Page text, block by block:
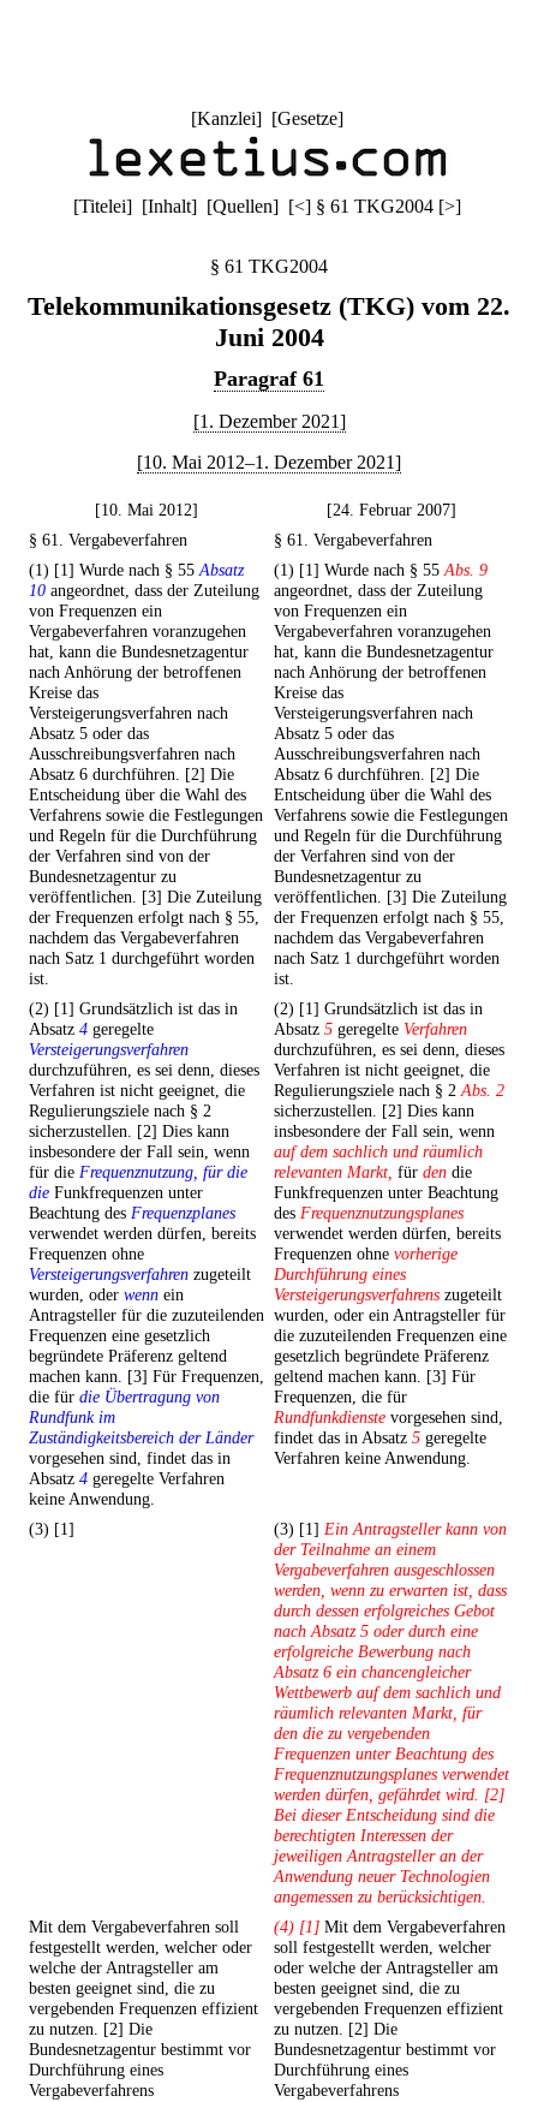
[Kanzlei] [Gesetze]
[Titelei] [Inhalt] [Quellen] [<] § 61 TKG2004 [>]
§ 61 TKG2004
Telekommunikationsgesetz (TKG) vom 22.
Juni 2004
Paragraf 61
[1. Dezember 2021]
[10. Mai 2012–1. Dezember 2021]
[10. Mai 2012]
[24. Februar 2007]
§ 61. Vergabeverfahren
§ 61. Vergabeverfahren
(1) [1] Wurde nach § 55Absatz
10 angeordnet, dass der Zuteilung
von Frequenzen ein
Vergabeverfahren voranzugehen
hat, kann die Bundesnetzagentur
nach Anhörung der betroffenen
Kreise das
Versteigerungsverfahren nach
Absatz 5 oder das
Ausschreibungsverfahren nach
Absatz 6 durchführen. [2] Die
Entscheidung über die Wahl des
Verfahrens sowie die Festlegungen
und Regeln für die Durchführung
der Verfahren sind von der
Bundesnetzagentur zu
veröffentlichen. [3] Die Zuteilung
der Frequenzen erfolgt nach § 55,
nachdem das Vergabeverfahren
nach Satz 1 durchgeführt worden
ist.
(1) [1] Wurde nach § 55Abs. 9
angeordnet, dass der Zuteilung
von Frequenzen ein
Vergabeverfahren voranzugehen
hat, kann die Bundesnetzagentur
nach Anhörung der betroffenen
Kreise das
Versteigerungsverfahren nach
Absatz 5 oder das
Ausschreibungsverfahren nach
Absatz 6 durchführen. [2] Die
Entscheidung über die Wahl des
Verfahrens sowie die Festlegungen
und Regeln für die Durchführung
der Verfahren sind von der
Bundesnetzagentur zu
veröffentlichen. [3] Die Zuteilung
der Frequenzen erfolgt nach § 55,
nachdem das Vergabeverfahren
nach Satz 1 durchgeführt worden
ist.
(2) [1] Grundsätzlich ist das in
Absatz 4 geregelte
Versteigerungsverfahren
durchzuführen, es sei denn, dieses
Verfahren ist nicht geeignet, die
Regulierungsziele nach § 2
sicherzustellen. [2] Dies kann
insbesondere der Fall sein, wenn
für die Frequenznutzung, für die
die Funkfrequenzen unter
Beachtung des Frequenzplanes
verwendet werden dürfen, bereits
Frequenzen ohne
Versteigerungsverfahren zugeteilt
wurden, oder wenn ein
Antragsteller für die zuzuteilenden
Frequenzen eine gesetzlich
begründete Präferenz geltend
machen kann. [3] Für Frequenzen,
die für die Übertragung von
Rundfunk im
Zuständigkeitsbereich der Länder
vorgesehen sind, findet das in
Absatz 4 geregelte Verfahren
keine Anwendung.
(2) [1] Grundsätzlich ist das in
Absatz 5 geregelte Verfahren
durchzuführen, es sei denn, dieses
Verfahren ist nicht geeignet, die
Regulierungsziele nach § 2Abs. 2
sicherzustellen. [2] Dies kann
insbesondere der Fall sein, wenn
auf dem sachlich und räumlich
relevanten Markt, für den die
Funkfrequenzen unter Beachtung
des Frequenznutzungsplanes
verwendet werden dürfen, bereits
Frequenzen ohne vorherige
Durchführung eines
Versteigerungsverfahrens zugeteilt
wurden, oder ein Antragsteller für
die zuzuteilenden Frequenzen eine
gesetzlich begründete Präferenz
geltend machen kann. [3] Für
Frequenzen, die für
Rundfunkdienste vorgesehen sind,
findet das in Absatz 5 geregelte
Verfahren keine Anwendung.
(3) [1] (3) [1] Ein Antragsteller kann von
der Teilnahme an einem
Vergabeverfahren ausgeschlossen
werden, wenn zu erwarten ist, dass
durch dessen erfolgreiches Gebot
nach Absatz 5 oder durch eine
erfolgreiche Bewerbung nach
Absatz 6 ein chancengleicher
Wettbewerb auf dem sachlich und
räumlich relevanten Markt, für
den die zu vergebenden
Frequenzen unter Beachtung des
Frequenznutzungsplanes verwendet
werden dürfen, gefährdet wird. [2]
Bei dieser Entscheidung sind die
berechtigten Interessen der
jeweiligen Antragsteller an der
Anwendung neuer Technologien
angemessen zu berücksichtigen.
Mit dem Vergabeverfahren soll
festgestellt werden, welcher oder
welche der Antragsteller am
besten geeignet sind, die zu
vergebenden Frequenzen effizient
zu nutzen. [2] Die
Bundesnetzagentur bestimmt vor
Durchführung eines
Vergabeverfahrens
(4) [1] Mit dem Vergabeverfahren
soll festgestellt werden, welcher
oder welche der Antragsteller am
besten geeignet sind, die zu
vergebenden Frequenzen effizient
zu nutzen. [2] Die
Bundesnetzagentur bestimmt vor
Durchführung eines
Vergabeverfahrens